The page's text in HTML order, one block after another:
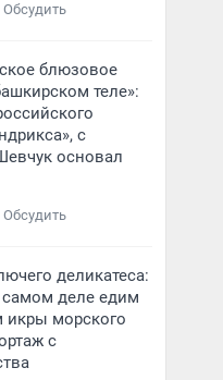
Обсудить
блюзовое
теле»:
с
основал
Обсудить
деликатеса:
деле едим
икры морского
с